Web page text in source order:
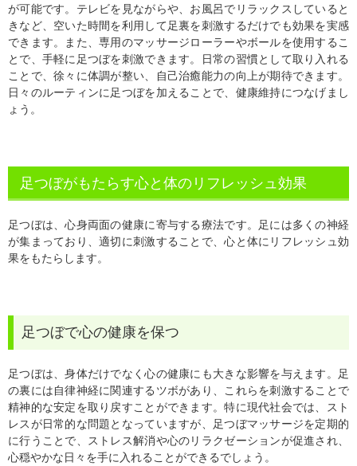
が可能です。テレビを見ながらや、お風呂でリラックスしていると
きなど、空いた時間を利用して足裏を刺激するだけでも効果を実感
できます。また、専用のマッサージローラーやボールを使用するこ
とで、手軽に足つぼを刺激できます。日常の習慣として取り入れる
ことで、徐々に体調が整い、自己治癒能力の向上が期待できます。
日々のルーティンに足つぼを加えることで、健康維持につなげまし
ょう。
足つぼがもたらす心と体のリフレッシュ効果
足つぼは、心身両面の健康に寄与する療法です。足には多くの神経
が集まっており、適切に刺激することで、心と体にリフレッシュ効
果をもたらします。
足つぼで心の健康を保つ
足つぼは、身体だけでなく心の健康にも大きな影響を与えます。足
の裏には自律神経に関連するツボがあり、これらを刺激することで
精神的な安定を取り戻すことができます。特に現代社会では、スト
レスが日常的な問題となっていますが、足つぼマッサージを定期的
に行うことで、ストレス解消や心のリラクゼーションが促進され、
心穏やかな日々を手に入れることができるでしょう。